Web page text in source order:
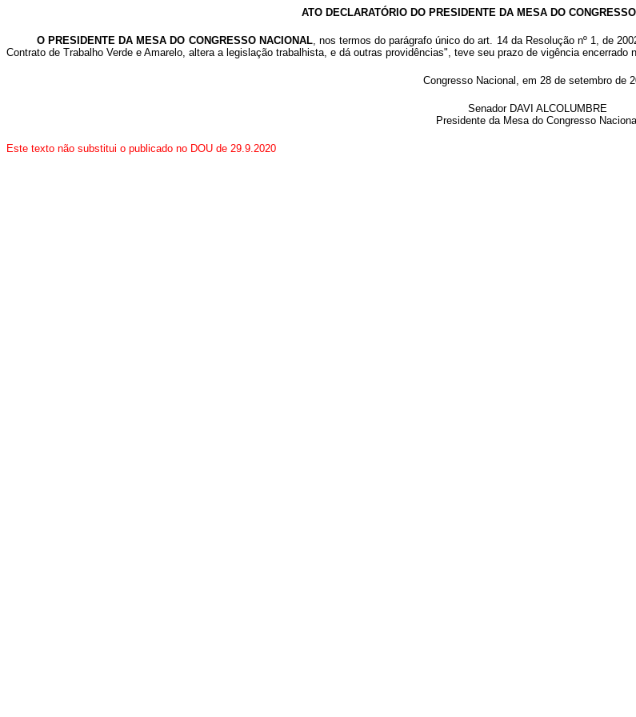
ATO DECLARATÓRIO DO PRESIDENTE DA MESA DO
O PRESIDENTE DA MESA DO CONGRESSO NACIONAL, nos termos do parágrafo único do art. 14 da Resolução nº 1, de
Contrato de Trabalho Verde e Amarelo, altera a legislação trabalhista, e dá outras providências", teve seu prazo de vigência encerrado
Congresso Nacional, em 28 de setembro de
Senador DAVI ALCOLUMBRE
Presidente da Mesa do Congresso
Este texto não substitui o publicado no DOU de 29.9.2020